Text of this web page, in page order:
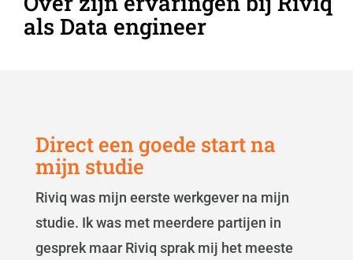
als Data engineer
Direct een goede start na
mijn studie
Riviq was mijn eerste werkgever na mijn
studie. Ik was met meerdere partijen in
gesprek maar Riviq sprak mij het meeste